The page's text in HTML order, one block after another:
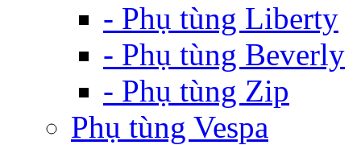
- Phụ tùng Liberty
- Phụ tùng Beverly
- Phụ tùng Zip
Phụ tùng Vespa